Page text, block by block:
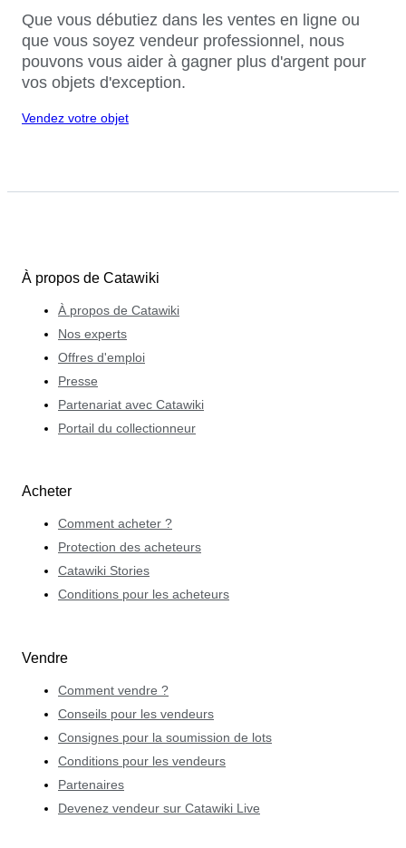
Que vous débutiez dans les ventes en ligne ou
que vous soyez vendeur professionnel, nous
pouvons vous aider à gagner plus d'argent pour
vos objets d'exception.
Vendez votre objet
À propos de Catawiki
À propos de Catawiki
Nos experts
Offres d'emploi
Presse
Partenariat avec Catawiki
Portail du collectionneur
Acheter
Comment acheter ?
Protection des acheteurs
Catawiki Stories
Conditions pour les acheteurs
Vendre
Comment vendre ?
Conseils pour les vendeurs
Consignes pour la soumission de lots
Conditions pour les vendeurs
Partenaires
Devenez vendeur sur Catawiki Live